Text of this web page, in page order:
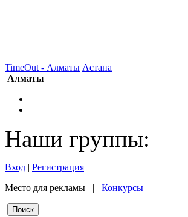
TimeOut - Алматы Астана
Алматы
Наши группы:
Вход | Регистрация
Место для рекламы | Конкурсы